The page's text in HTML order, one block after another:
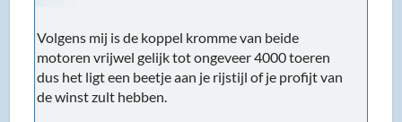
Volgens mij is de koppel kromme van beide
motoren vrijwel gelijk tot ongeveer 4000 toeren
dus het ligt een beetje aan je rijstijl of je profijt van
de winst zult hebben.